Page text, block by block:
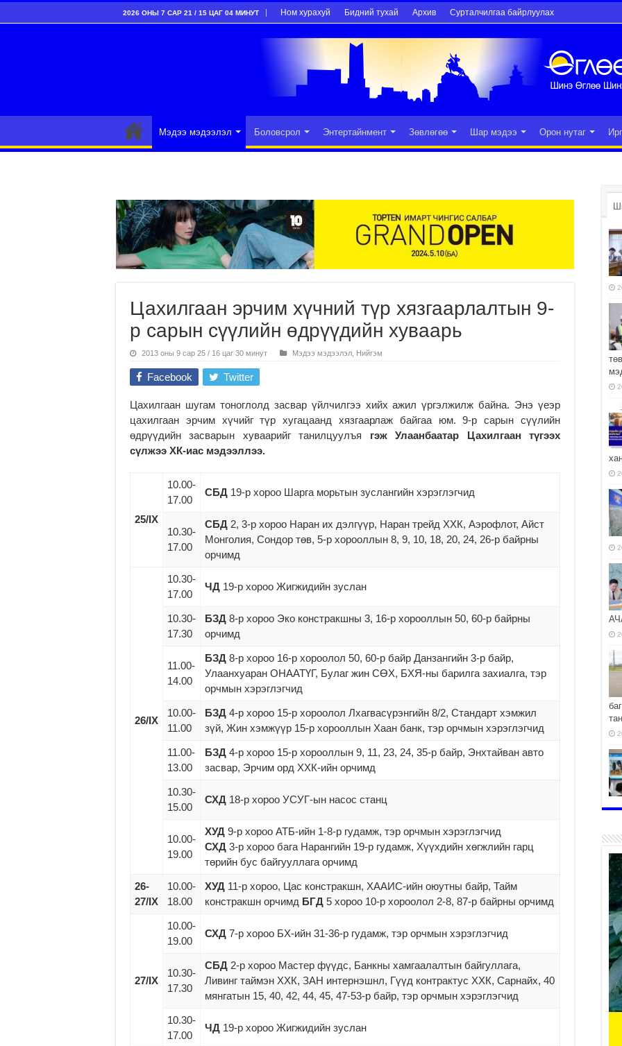
2026 ОНЫ 7 САР 21 / 15 ЦАГ 04 МИНУТ Ном хурахуй Бидний тухай Архив Сурталчилгаа байрлуулах
Мэдээ мэдээлэл Боловсрол Энтертайнмент Зөвлөгөө Шар мэдээ Орон нутаг
Цахилгаан эрчим хүчний түр хязгаарлалтын 9-
р сарын сүүлийн өдрүүдийн хуваарь
2013 оны 9 сар 25 / 16 цаг 30 минут Мэдээ мэдээлэл Нийгэм
Facebook Twitter
Цахилгаан шугам тоноглолд засвар үйлчилгээ хийх ажил үргэлжилж байна. Энэ үеэр
цахилгаан эрчим хүчийг түр хугацаанд хязгаарлаж байгаа юм. 9-р сарын сүүлийн
өдрүүдийн засварын хуваарийг танилцуулъя гэж Улаанбаатар Цахилгаан түгээх
сүлжээ ХК-иас мэдээллээ.
25/IX
10.00-
17.00
СБД 19-р хороо Шарга морьтын зуслангийн хэрэглэгчид
10.30-
17.00
СБД 2, 3-р хороо Наран их дэлгүүр, Наран трейд ХХК, Аэрофлот, Айст
Монголия, Сондор төв, 5-р хорооллын 8, 9, 10, 18, 20, 24, 26-р байрны
орчимд
26/IX
10.30-
17.00
ЧД 19-р хороо Жигжидийн зуслан
10.30-
17.30
БЗД 8-р хороо Эко констракшны 3, 16-р хорооллын 50, 60-р байрны
орчимд
11.00-
14.00
БЗД 8-р хороо 16-р хороолол 50, 60-р байр Данзангийн 3-р байр,
Улаанхуаран ОНААТҮГ, Булаг жин СӨХ, БХЯ-ны барилга захиалга, тэр
орчмын хэрэглэгчид
10.00-
11.00
БЗД 4-р хороо 15-р хороолол Лхагвасүрэнгийн 8/2, Стандарт хэмжил
зүй, Жин хэмжүүр 15-р хорооллын Хаан банк, тэр орчмын хэрэглэгчид
11.00-
13.00
БЗД 4-р хороо 15-р хорооллын 9, 11, 23, 24, 35-р байр, Энхтайван авто
засвар, Эрчим орд ХХК-ийн орчимд
10.30-
15.00
СХД 18-р хороо УСУГ-ын насос станц
10.00-
19.00
ХУД 9-р хороо АТБ-ийн 1-8-р гудамж, тэр орчмын хэрэглэгчид
СХД 3-р хороо бага Нарангийн 19-р гудамж, Хүүхдийн хөгжлийн гарц
төрийн бус байгууллага орчимд
26-
27/IX
10.00-
18.00
ХУД 11-р хороо, Цас констракшн, ХААИС-ийн оюутны байр, Тайм
констракшн орчимд БГД 5 хороо 10-р хороолол 2-8, 87-р байрны орчимд
27/IX
10.00-
19.00
СХД 7-р хороо БХ-ийн 31-36-р гудамж, тэр орчмын хэрэглэгчид
10.30-
17.30
СБД 2-р хороо Мастер фүүдс, Банкны хамгаалалтын байгуллага,
Ливинг таймэн ХХК, ЗАН интернэшнл, Гүүд контрактус ХХК, Сарнайх, 40
мянгатын 15, 40, 42, 44, 45, 47-53-р байр, тэр орчмын хэрэглэгчид
10.30-
17.00
ЧД 19-р хороо Жигжидийн зуслан